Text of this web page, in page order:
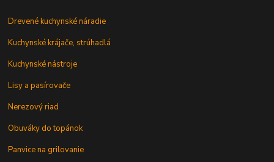
Drevené kuchynské náradie
Kuchynské krájače, strúhadlá
Kuchynské nástroje
Lisy a pasírovače
Nerezový riad
Obuváky do topánok
Panvice na grilovanie